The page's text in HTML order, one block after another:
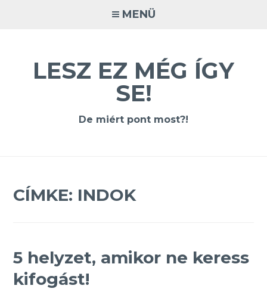
MENÜ
LESZ EZ MÉG ÍGY
SE!
De miért pont most?!
CÍMKE: INDOK
5 helyzet, amikor ne keress
kifogást!